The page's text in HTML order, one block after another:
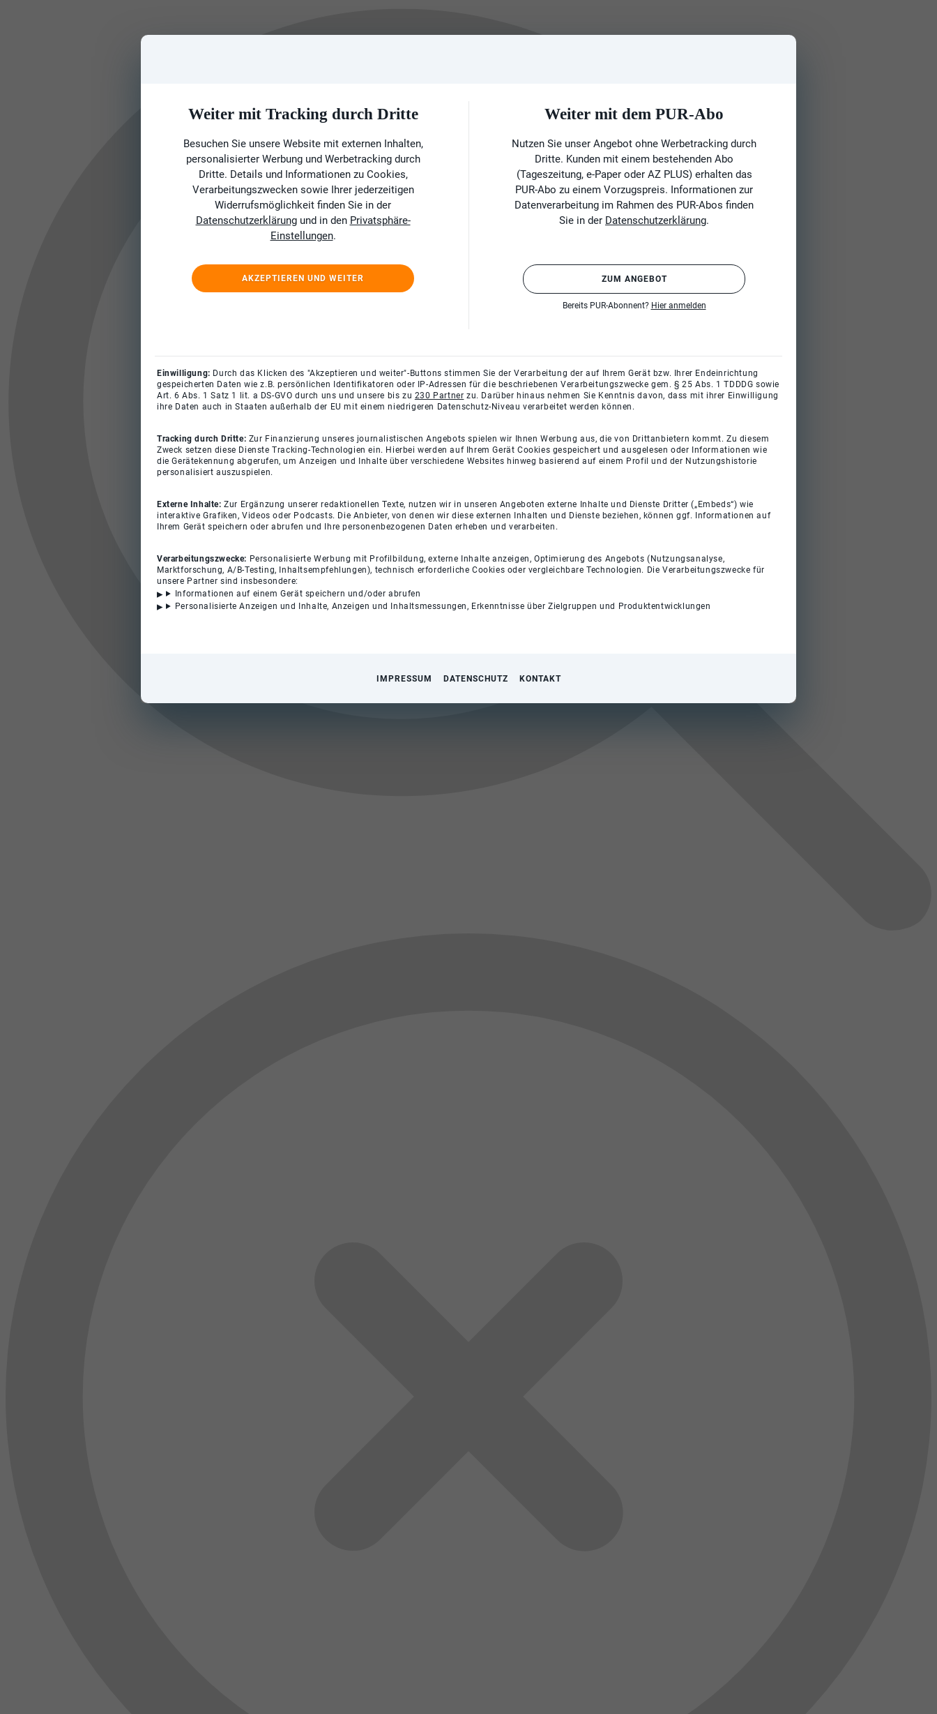
Weiter mit Tracking durch Dritte
Besuchen Sie unsere Website mit externen Inhalten,
personalisierter Werbung und Werbetracking durch
Dritte. Details und Informationen zu Cookies,
Verarbeitungszwecken sowie Ihrer jederzeitigen
Widerrufsmöglichkeit finden Sie in der
Datenschutzerklärungund in den Privatsphäre-
Einstellungen.
AKZEPTIEREN UND WEITER
Weiter mit dem PUR-Abo
Nutzen Sie unser Angebot ohne Werbetracking durch
Dritte. Kunden mit einem bestehenden Abo
(Tageszeitung, e-Paper oder AZ PLUS) erhalten das
PUR-Abo zu einem Vorzugspreis. Informationen zur
Datenverarbeitung im Rahmen des PUR-Abos finden
Sie in der Datenschutzerklärung.
ZUM ANGEBOT
Bereits PUR-Abonnent? Hier anmelden
Einwilligung: Durch das Klicken des "Akzeptieren und weiter"-Buttons stimmen Sie der Verarbeitung der auf Ihrem Gerät bzw. Ihrer Endeinrichtung
gespeicherten Daten wie z.B. persönlichen Identifikatoren oder IP-Adressen für die beschriebenen Verarbeitungszwecke gem. § 25 Abs. 1 TDDDG sowie
Art. 6 Abs. 1 Satz 1 lit. a DS-GVO durch uns und unsere bis zu 230 Partner zu. Darüber hinaus nehmen Sie Kenntnis davon, dass mit ihrer Einwilligung
ihre Daten auch in Staaten außerhalb der EU mit einem niedrigeren Datenschutz-Niveau verarbeitet werden können.
Tracking durch Dritte: Zur Finanzierung unseres journalistischen Angebots spielen wir Ihnen Werbung aus, die von Drittanbietern kommt. Zu diesem
Zweck setzen diese Dienste Tracking-Technologien ein. Hierbei werden auf Ihrem Gerät Cookies gespeichert und ausgelesen oder Informationen wie
die Gerätekennung abgerufen, um Anzeigen und Inhalte über verschiedene Websites hinweg basierend auf einem Profil und der Nutzungshistorie
personalisiert auszuspielen.
Externe Inhalte:Zur Ergänzung unserer redaktionellen Texte, nutzen wir in unseren Angeboten externe Inhalte und Dienste Dritter („Embeds“) wie
interaktive Grafiken, Videos oder Podcasts. Die Anbieter, von denen wir diese externen Inhalten und Dienste beziehen, können ggf. Informationen auf
Ihrem Gerät speichern oder abrufen und Ihre personenbezogenen Daten erheben und verarbeiten.
Verarbeitungszwecke: Personalisierte Werbung mit Profilbildung, externe Inhalte anzeigen, Optimierung des Angebots (Nutzungsanalyse,
Marktforschung, A/B-Testing, Inhaltsempfehlungen), technisch erforderliche Cookies oder vergleichbare Technologien. Die Verarbeitungszwecke für
unsere Partner sind insbesondere:
Informationen auf einem Gerät speichern und/oder abrufen
Personalisierte Anzeigen und Inhalte, Anzeigen und Inhaltsmessungen, Erkenntnisse über Zielgruppen und Produktentwicklungen
IMPRESSUM DATENSCHUTZ KONTAKT